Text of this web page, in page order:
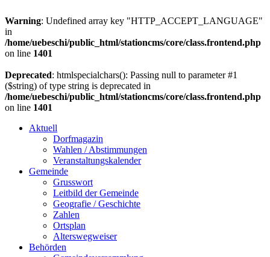
Warning: Undefined array key "HTTP_ACCEPT_LANGUAGE"
in
/home/uebeschi/public_html/stationcms/core/class.frontend.php
on line 1401
Deprecated: htmlspecialchars(): Passing null to parameter #1
($string) of type string is deprecated in
/home/uebeschi/public_html/stationcms/core/class.frontend.php
on line 1401
Aktuell
Dorfmagazin
Wahlen / Abstimmungen
Veranstaltungskalender
Gemeinde
Grusswort
Leitbild der Gemeinde
Geografie / Geschichte
Zahlen
Ortsplan
Alterswegweiser
Behörden